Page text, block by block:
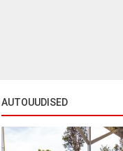
AUTOUUDISED